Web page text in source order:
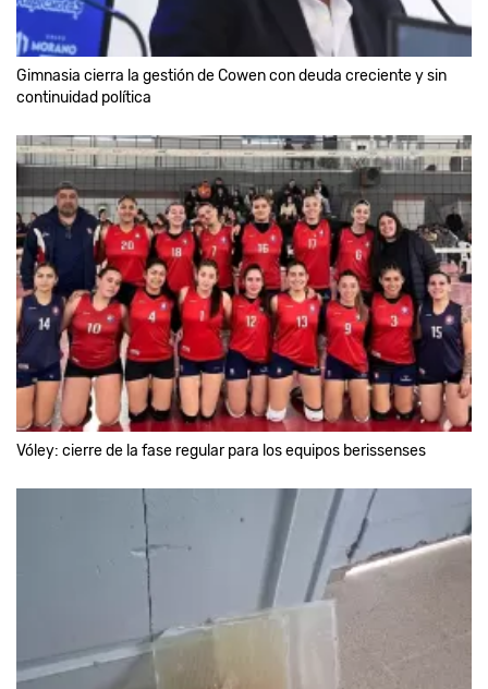
Gimnasia cierra la gestión de Cowen con deuda creciente y sin
continuidad política
Vóley: cierre de la fase regular para los equipos berissenses